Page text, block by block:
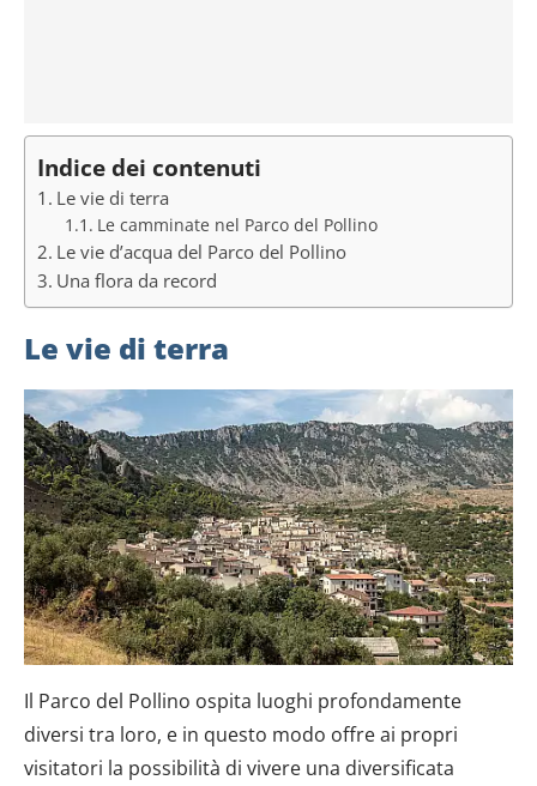
Indice dei contenuti
Le vie di terra
Le camminate nel Parco del Pollino
Le vie d’acqua del Parco del Pollino
Una flora da record
Le vie di terra
Il Parco del Pollino ospita luoghi profondamente
diversi tra loro, e in questo modo offre ai propri
visitatori la possibilità di vivere una diversificata